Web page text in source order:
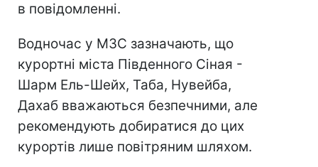
в повідомленні.
Водночас у МЗС зазначають, що
курортні міста Південного Сіная -
Шарм Ель-Шейх, Таба, Нувейба,
Дахаб вважаються безпечними, але
рекомендують добиратися до цих
курортів лише повітряним шляхом.